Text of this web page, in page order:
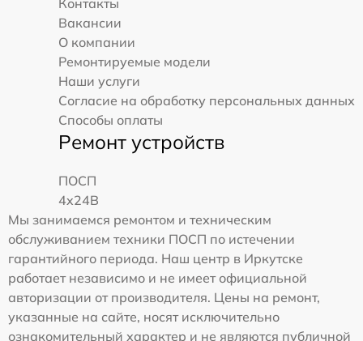
Контакты
Вакансии
О компании
Ремонтируемые модели
Наши услуги
Согласие на обработку персональных данных
Способы оплаты
Ремонт устройств
ПОСП
4x24B
Мы занимаемся ремонтом и техническим
обслуживанием техники ПОСП по истечении
гарантийного периода. Наш центр в Иркутске
работает независимо и не имеет официальной
авторизации от производителя. Цены на ремонт,
указанные на сайте, носят исключительно
ознакомительный характер и не являются публичной